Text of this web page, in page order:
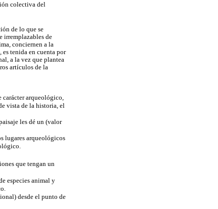
colectiva del
de lo que se
irremplazables de
conciernen a la
tenida en cuenta por
a la vez que plantea
artículos de la
carácter arqueológico,
vista de la historia, el
les dé un (valor
lugares arqueológicos
que tengan un
especies animal y
desde el punto de